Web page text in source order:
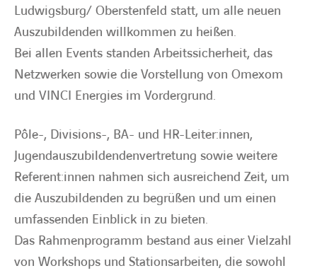
Ludwigsburg/ Oberstenfeld statt, um alle neuen
Auszubildenden willkommen zu heißen.
Bei allen Events standen Arbeitssicherheit, das
Netzwerken sowie die Vorstellung von Omexom
und VINCI Energies im Vordergrund.
Pôle-, Divisions-, BA- und HR-Leiter:innen,
Jugendauszubildendenvertretung sowie weitere
Referent:innen nahmen sich ausreichend Zeit, um
die Auszubildenden zu begrüßen und um einen
umfassenden Einblick in zu bieten.
Das Rahmenprogramm bestand aus einer Vielzahl
von Workshops und Stationsarbeiten, die sowohl